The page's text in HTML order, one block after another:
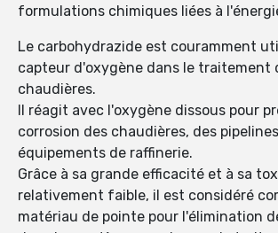
formulations chimiques liées à
Le carbohydrazide est couramment
capteur d'oxygène dans le traitement
chaudières.
Il réagit avec l'oxygène dissous pour
corrosion des chaudières, des
équipements de raffinerie.
Grâce à sa grande efficacité et à sa
relativement faible, il est considéré
matériau de pointe pour l'élimination